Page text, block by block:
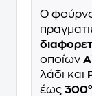
Ο
οποίων
λάδι και
έως